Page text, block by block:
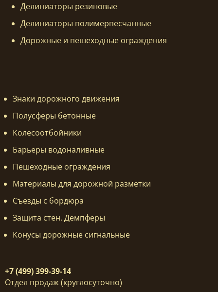
Делиниаторы резиновые
Делиниаторы полимерпесчанные
Дорожные и пешеходные ограждения
Знаки дорожного движения
Полусферы бетонные
Колесоотбойники
Барьеры водоналивные
Пешеходные ограждения
Материалы для дорожной разметки
Съезды с бордюра
Защита стен. Демпферы
Конусы дорожные сигнальные
+7 (499) 399-39-14
Отдел продаж (круглосуточно)